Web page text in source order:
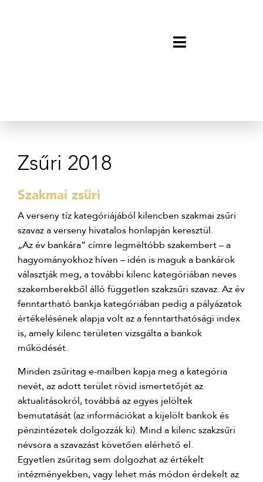
Zsűri 2018
Szakmai zsűri
A verseny tíz kategóriájából kilencben szakmai zsűri
szavaz a verseny hivatalos honlapján keresztül.
„Az év bankára” címre legméltóbb szakembert – a
hagyományokhoz híven – idén is maguk a bankárok
választják meg, a további kilenc kategóriában neves
szakemberekből álló független szakzsűri szavaz. Az év
fenntartható bankja kategóriában pedig a pályázatok
értékelésének alapja volt az a fenntarthatósági index
is, amely kilenc területen vizsgálta a bankok
működését.
Minden zsűritag e-mailben kapja meg a kategória
nevét, az adott terület rövid ismertetőjét az
aktualitásokról, továbbá az egyes jelöltek
bemutatását (az információkat a kijelölt bankok és
pénzintézetek dolgozzák ki). Mind a kilenc szakzsűri
névsora a szavazást követően elérhető el.
Egyetlen zsűritag sem dolgozhat az értékelt
intézményekben, vagy lehet más módon érdekelt az